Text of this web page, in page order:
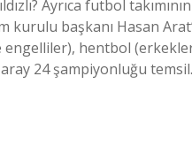
Ayrıca futbol
başkanı Hasan
hentbol
24 şampiyonluğu